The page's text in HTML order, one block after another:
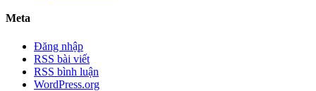
Meta
Đăng nhập
RSS bài viết
RSS bình luận
WordPress.org